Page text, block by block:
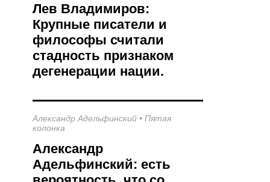
Лев Владимиров:
Крупные писатели и
философы считали
стадность признаком
дегенерации нации.
Александр Адельфинский • Пятая
колонка
Александр
Адельфинский: есть